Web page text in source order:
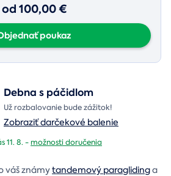
od 100,00 €
poukaz
Debna s páčidlom
Už rozbalovanie bude zážitok!
Zobraziť darčekové balenie
11. 8. -možnosti doručenia
váš známytandemový paraglidinga